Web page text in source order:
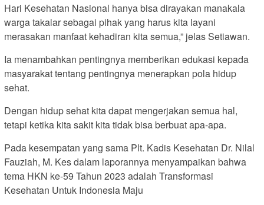
Hari Kesehatan Nasional hanya bisa dirayakan manakala
warga takalar sebagai pihak yang harus kita layani
merasakan manfaat kehadiran kita semua,” jelas Setiawan.
Ia menambahkan pentingnya memberikan edukasi kepada
masyarakat tentang pentingnya menerapkan pola hidup
sehat.
Dengan hidup sehat kita dapat mengerjakan semua hal,
tetapi ketika kita sakit kita tidak bisa berbuat apa-apa.
Pada kesempatan yang sama Plt. Kadis Kesehatan Dr. Nilal
Fauziah, M. Kes dalam laporannya menyampaikan bahwa
tema HKN ke-59 Tahun 2023 adalah Transformasi
Kesehatan Untuk Indonesia Maju